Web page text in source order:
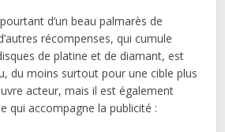
d’un beau palmarès de
récompenses, qui cumule
de platine et de diamant, est
du moins surtout pour une cible plus
acteur, mais il est également
qui accompagne la publicité :